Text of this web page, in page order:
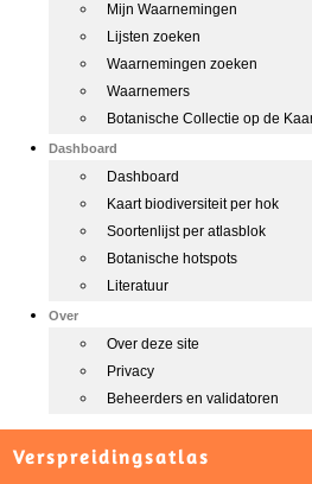
Mijn Waarnemingen
Lijsten zoeken
Waarnemingen zoeken
Waarnemers
Botanische Collectie op de
Dashboard
Dashboard
Kaart biodiversiteit per hok
Soortenlijst per atlasblok
Botanische hotspots
Literatuur
Over
Over deze site
Privacy
Beheerders en validatoren
Verspreidingsatlas